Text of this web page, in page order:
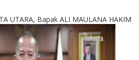
UTARA, Bapak ALI MAULANA HAKIM